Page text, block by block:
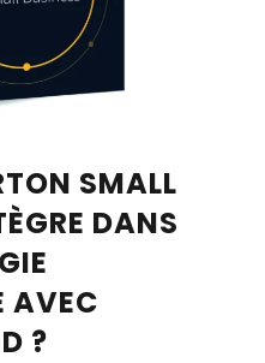
SMALL
DANS
AVEC
?